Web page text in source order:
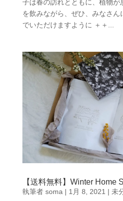
子は春の訪れとともに、植物
を飲みながら、ぜひ、みなさん
でいただけますように ＋＋...
【送料無料】Winter Home
執筆者 soma | 1月 8, 2021 | 未